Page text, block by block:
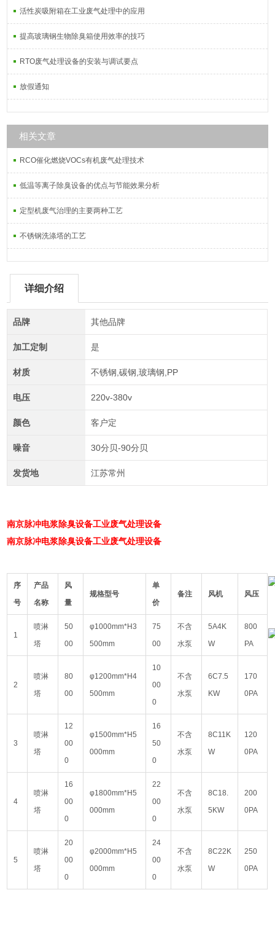
是针对废气及粉尘的一款环保设备。它是利用电力将气体中的粉尘离
子分离出来的除尘设备。有性能稳定、除尘效果好等特点，需要经过
荷电、收集、清灰三个阶段，直流高压电使阴极线附近的空间气体电
离，粉尘等颗粒和点后在电场力作用下移动并沉积在集尘阳极表面，
湿式电
活性炭吸附箱在工业废气处理中的应用
提高玻璃钢生物除臭箱使用效率的技巧
RTO废气处理设备的安装与调试要点
放假通知
相关文章
RCO催化燃烧VOCs有机废气处理技术
低温等离子除臭设备的优点与节能效果分析
定型机废气治理的主要两种工艺
不锈钢洗涤塔的工艺
详细介绍
品牌 其他品牌
加工定制 是
材质 不锈钢,碳钢,玻璃钢,PP
电压 220v-380v
颜色 客户定
噪音 30分贝-90分贝
发货地 江苏常州
南京脉冲电浆除臭设备工业废气处理设备
南京脉冲电浆除臭设备工业废气处理设备
序
号
产品
名称
风
量
规格型号
单
价
备注 风机 风压
1
喷淋
塔
50
00
φ1000mm*H3
500mm
75
00
不含
水泵
5A4K
W
800
PA
2
喷淋
塔
80
00
φ1200mm*H4
500mm
10
00
0
不含
水泵
6C7.5
KW
170
0PA
3
喷淋
塔
12
00
0
φ1500mm*H5
000mm
16
50
0
不含
水泵
8C11K
W
120
0PA
4
喷淋
塔
16
00
0
φ1800mm*H5
000mm
22
00
0
不含
水泵
8C18.
5KW
200
0PA
5
喷淋
塔
20
00
0
φ2000mm*H5
000mm
24
00
0
不含
水泵
8C22K
W
250
0PA